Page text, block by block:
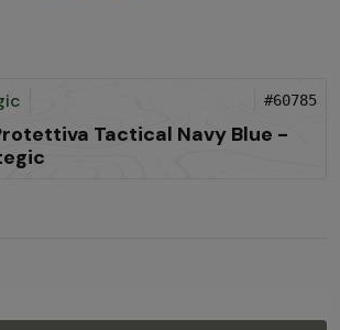
#60785
Tactical Navy Blue -